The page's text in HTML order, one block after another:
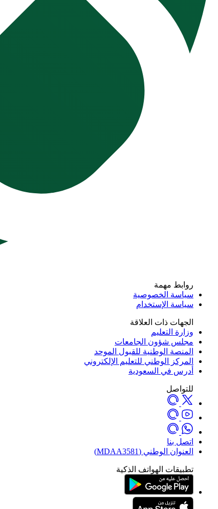
روابط مهمة
سياسة الخصوصية
سياسة الإستخدام
الجهات ذات العلاقة
وزارة التعليم
مجلس شؤون الجامعات
المنصة الوطنية للقبول الموحد
المركز الوطني للتعليم الإلكتروني
أدرس في السعودية
للتواصل
اتصل بنا
العنوان الوطني (MDAA3581)
تطبيقات الهواتف الذكية